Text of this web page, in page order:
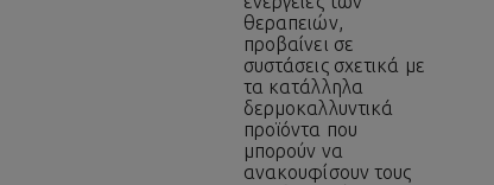
θεραπειών,
προβαίνει σε
συστάσεις σχετικά με
τα κατάλληλα
δερμοκαλλυντικά
προϊόντα που
μπορούν να
ανακουφίσουν τους